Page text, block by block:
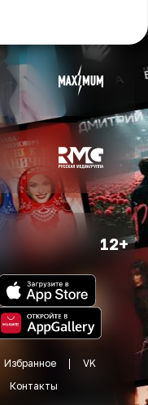
12+
Избранное
VK
Контакты